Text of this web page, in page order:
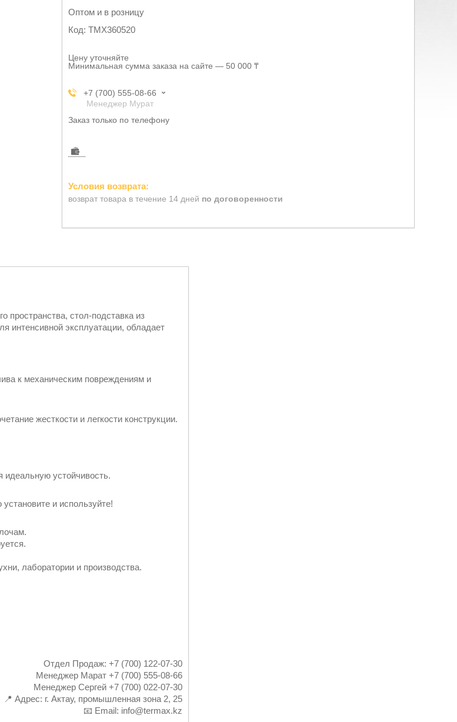
Оптом и в розницу
Код: TMX360520
Цену уточняйте
Минимальная сумма заказа на сайте — 50 000 ₸
+7 (700) 555-08-66
Менеджер Мурат
Заказ только по телефону
возврат товара в течение 14 дней по договоренности
пространства, стол-подставка из
интенсивной эксплуатации, обладает
к механическим повреждениям и
жесткости и легкости конструкции.
идеальную устойчивость.
и используйте!
лаборатории и производства.
Отдел Продаж: +7 (700) 122-07-30
Менеджер Марат +7 (700) 555-08-66
Менеджер Сергей +7 (700) 022-07-30
📍 Адрес: г. Актау, промышленная зона 2, 25
📧 Email: info@termax.kz